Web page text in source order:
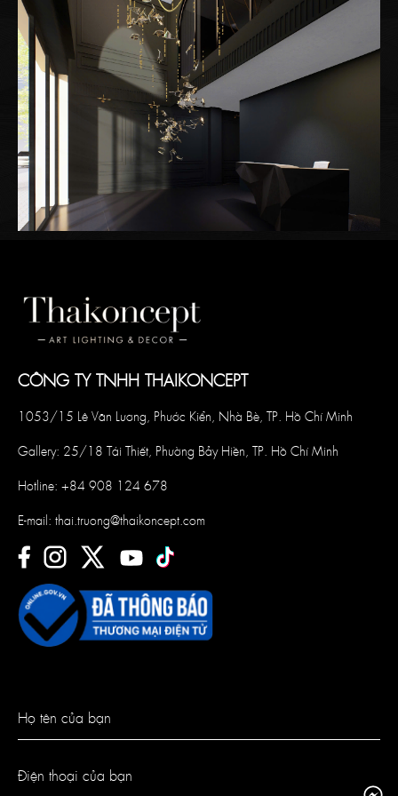
CÔNG TY TNHH THAIKONCEPT
1053/15 Lê Văn Lương, Phước Kiển, Nhà Bè, TP. Hồ Chí Minh
Gallery: 25/18 Tái Thiết, Phường Bảy Hiền, TP. Hồ Chí Minh
Hotline: +84 908 124 678
E-mail: thai.truong@thaikoncept.com